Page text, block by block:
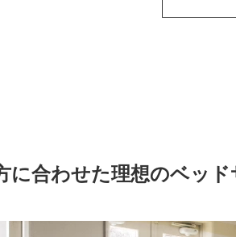
に合わせた理想のベッ